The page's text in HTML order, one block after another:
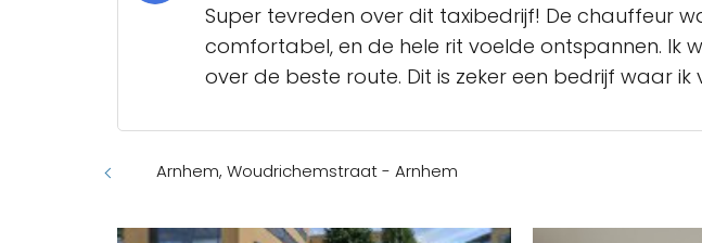
Super tevreden over dit taxibedrijf! De chauffeur
comfortabel, en de hele rit voelde ontspannen. Ik
over de beste route. Dit is zeker een bedrijf waar
Arnhem, Woudrichemstraat - Arnhem